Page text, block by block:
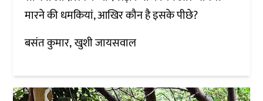
मारने की धमकियां, आखिर कौन है इसके पीछे?
बसंत कुमार खुशी जायसवाल